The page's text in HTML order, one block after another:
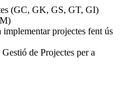
(GC, GK, GS, GT, GI)
projectes fent ús
de Projectes per a